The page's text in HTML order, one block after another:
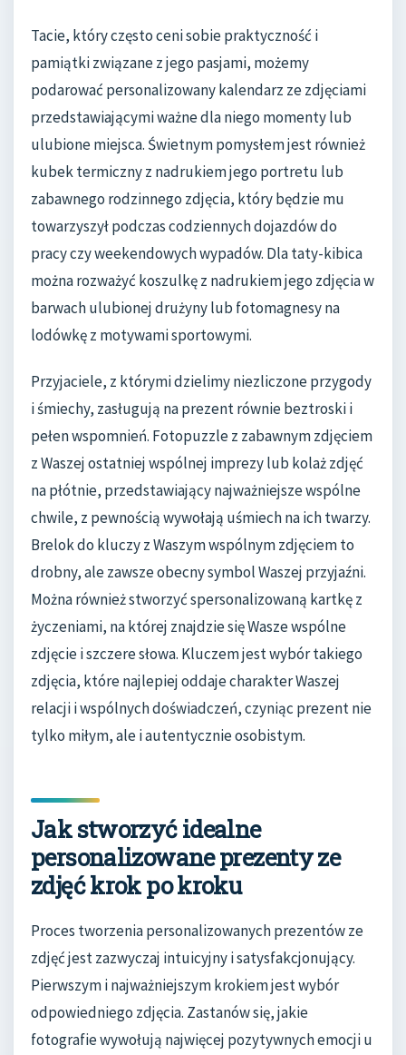
Tacie, który często ceni sobie praktyczność i
pamiątki związane z jego pasjami, możemy
podarować personalizowany kalendarz ze zdjęciami
przedstawiającymi ważne dla niego momenty lub
ulubione miejsca. Świetnym pomysłem jest również
kubek termiczny z nadrukiem jego portretu lub
zabawnego rodzinnego zdjęcia, który będzie mu
towarzyszył podczas codziennych dojazdów do
pracy czy weekendowych wypadów. Dla taty-kibica
można rozważyć koszulkę z nadrukiem jego zdjęcia w
barwach ulubionej drużyny lub fotomagnesy na
lodówkę z motywami sportowymi.
Przyjaciele, z którymi dzielimy niezliczone przygody
i śmiechy, zasługują na prezent równie beztroski i
pełen wspomnień. Fotopuzzle z zabawnym zdjęciem
z Waszej ostatniej wspólnej imprezy lub kolaż zdjęć
na płótnie, przedstawiający najważniejsze wspólne
chwile, z pewnością wywołają uśmiech na ich twarzy.
Brelok do kluczy z Waszym wspólnym zdjęciem to
drobny, ale zawsze obecny symbol Waszej przyjaźni.
Można również stworzyć spersonalizowaną kartkę z
życzeniami, na której znajdzie się Wasze wspólne
zdjęcie i szczere słowa. Kluczem jest wybór takiego
zdjęcia, które najlepiej oddaje charakter Waszej
relacji i wspólnych doświadczeń, czyniąc prezent nie
tylko miłym, ale i autentycznie osobistym.
Jak stworzyć idealne
personalizowane prezenty ze
zdjęć krok po kroku
Proces tworzenia personalizowanych prezentów ze
zdjęć jest zazwyczaj intuicyjny i satysfakcjonujący.
Pierwszym i najważniejszym krokiem jest wybór
odpowiedniego zdjęcia. Zastanów się, jakie
fotografie wywołują najwięcej pozytywnych emocji u